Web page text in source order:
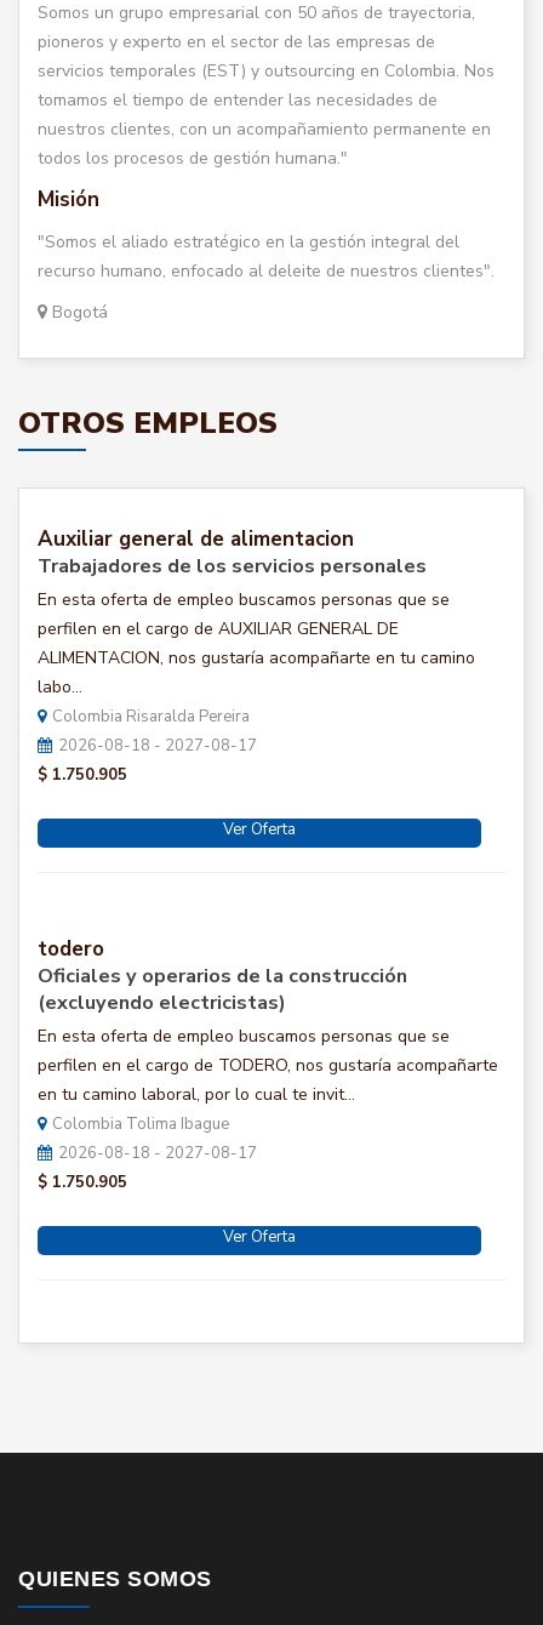
Somos un grupo empresarial con 50 años de trayectoria,
pioneros y experto en el sector de las empresas de
servicios temporales (EST) y outsourcing en Colombia. Nos
tomamos el tiempo de entender las necesidades de
nuestros clientes, con un acompañamiento permanente en
todos los procesos de gestión humana."
Misión
"Somos el aliado estratégico en la gestión integral del
recurso humano, enfocado al deleite de nuestros clientes".
Bogotá
OTROS EMPLEOS
Auxiliar general de alimentacion
Trabajadores de los servicios personales
En esta oferta de empleo buscamos personas que se
perfilen en el cargo de AUXILIAR GENERAL DE
ALIMENTACION, nos gustaría acompañarte en tu camino
labo...
Colombia Risaralda Pereira
2026-08-18 - 2027-08-17
$ 1.750.905
Ver Oferta
todero
Oficiales y operarios de la construcción
(excluyendo electricistas)
En esta oferta de empleo buscamos personas que se
perfilen en el cargo de TODERO, nos gustaría acompañarte
en tu camino laboral, por lo cual te invit...
Colombia Tolima Ibague
2026-08-18 - 2027-08-17
$ 1.750.905
Ver Oferta
QUIENES SOMOS